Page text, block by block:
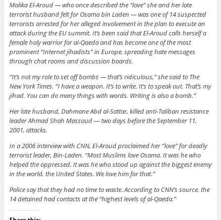
Malika El-Aroud — who once described the “love” she and her late
terrorist husband felt for Osama bin Laden — was one of 14 suspected
terrorists arrested for her alleged involvement in the plan to execute an
attack during the EU summit. It’s been said that El-Aroud calls herself a
female holy warrior for al-Qaeda and has become one of the most
prominent “Internet jihadists” in Europe, spreading hate messages
through chat rooms and discussion boards.
“It’s not my role to set off bombs — that’s ridiculous,” she said to The
New York Times. “I have a weapon. It’s to write. It’s to speak out. That’s my
jihad. You can do many things with words. Writing is also a bomb.”
Her late husband, Dahmane Abd al-Sattar, killed anti-Taliban resistance
leader Ahmad Shah Massoud — two days before the September 11,
2001, attacks.
In a 2006 interview with CNN, El-Aroud proclaimed her “love” for deadly
terrorist leader, Bin-Laden. “Most Muslims love Osama. It was he who
helped the oppressed. It was he who stood up against the biggest enemy
in the world, the United States. We love him for that.”
Police say that they had no time to waste. According to CNN’s source, the
14 detained had contacts at the “highest levels of al-Qaeda.”